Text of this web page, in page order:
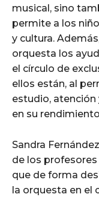
musical, sino
permite a los
y cultura.
orquesta los
el círculo de
ellos están, al
estudio, atención
en su
Sandra
de los
que de forma
la orquesta en el